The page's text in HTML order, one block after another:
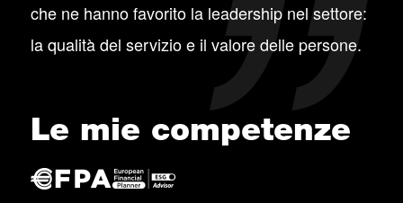
che ne hanno favorito la leadership nel settore:
la qualità del servizio e il valore delle persone.
Le mie competenze